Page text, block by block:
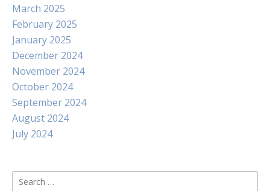
March 2025
February 2025
January 2025
December 2024
November 2024
October 2024
September 2024
August 2024
July 2024
Search